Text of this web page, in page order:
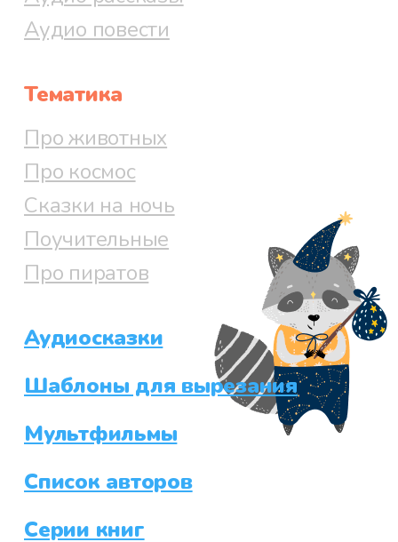
Аудио повести
Тематика
Про животных
Про космос
Сказки на ночь
Поучительные
Про пиратов
Аудиосказки
Шаблоны для вырезания
Мультфильмы
Список авторов
Серии книг